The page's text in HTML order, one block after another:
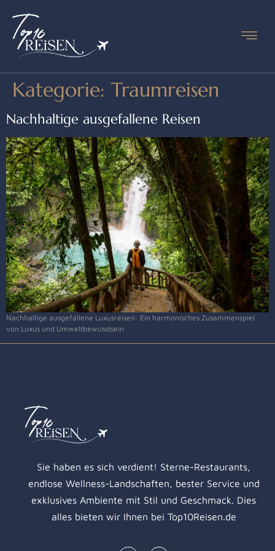
Kategorie: Traumreisen
Nachhaltige ausgefallene Reisen
Nachhaltige ausgefallene Luxusreisen: Ein harmonisches Zusammenspiel
von Luxus und Umweltbewusstsein
Sie haben es sich verdient! Sterne-Restaurants,
endlose Wellness-Landschaften, bester Service und
exklusives Ambiente mit Stil und Geschmack. Dies
alles bieten wir Ihnen bei Top10Reisen.de